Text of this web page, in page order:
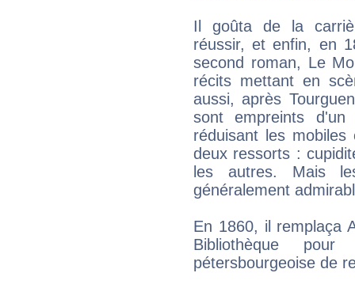
Il goûta de la
réussir, et enfin, en
second roman, Le
récits mettant en
aussi, après
sont empreints d'un
réduisant les
deux ressorts :
les autres. Mais
généralement
En 1860, il remplaça
Bibliothèque
pétersbourgeoise de